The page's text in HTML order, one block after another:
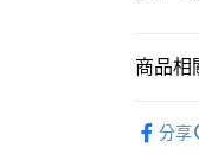
商品相
分享